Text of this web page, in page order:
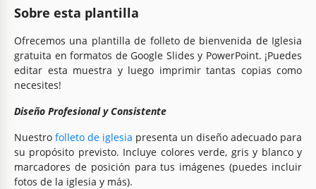
Sobre esta plantilla
Ofrecemos una plantilla de folleto de bienvenida de Iglesia
gratuita en formatos de Google Slides y PowerPoint. ¡Puedes
editar esta muestra y luego imprimir tantas copias como
necesites!
Diseño Profesional y Consistente
Nuestro folleto de iglesia presenta un diseño adecuado para
su propósito previsto. Incluye colores verde, gris y blanco y
marcadores de posición para tus imágenes (puedes incluir
fotos de la iglesia y más).